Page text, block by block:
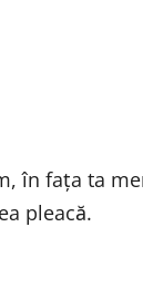
în faţa ta
pleacă.